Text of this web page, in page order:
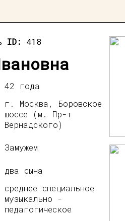
ID: 418
42 года
г. Москва, Боровское
шоссе (м. Пр-т
Вернадского)
Замужем
два сына
среднее специальное
музыкально -
педагогическое